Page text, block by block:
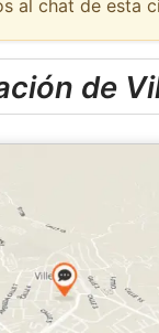
al chat de esta
de